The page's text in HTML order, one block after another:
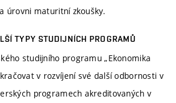
úrovni maturitní zkoušky.
TYPY STUDIJNÍCH PROGRAMŮ
studijního programu „Ekonomika
v rozvíjení své další odbornosti v
programech akreditovaných v